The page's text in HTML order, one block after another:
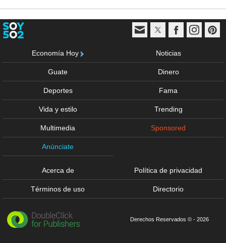
Economía Hoy Noticias
Guate Dinero
Deportes Fama
Vida y estilo Trending
Multimedia Sponsored
Anúnciate
Acerca de Política de privacidad
Términos de uso Directorio
Derechos Reservados © - 2026